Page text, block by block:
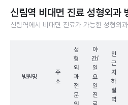
신림역 비대면 진료 성형외과
신림역에서 비대면 진료가 가능한 성형외
병원명
주
소
성
형
외
과
전
문
야
간/
일
요
일
진
인
근
지
하
철
역